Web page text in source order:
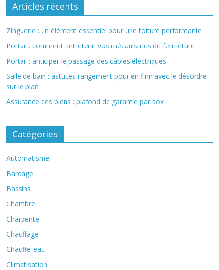
Articles récents
Zinguerie : un élément essentiel pour une toiture performante
Portail : comment entretenir vos mécanismes de fermeture
Portail : anticiper le passage des câbles électriques
Salle de bain : astuces rangement pour en finir avec le désordre
sur le plan
Assurance des biens : plafond de garantie par box
Catégories
Automatisme
Bardage
Bassins
Chambre
Charpente
Chauffage
Chauffe-eau
Climatisation